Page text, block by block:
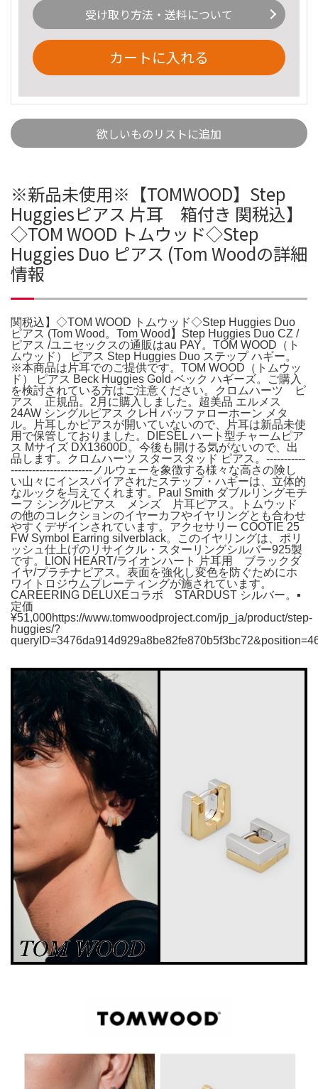
受け取り方法・送料について
カートに入れる
欲しいものリストに追加
※新品未使用※【TOMWOOD】Step
Huggiesピアス 片耳 箱付き 関税込】
◇TOM WOOD トムウッド◇Step
Huggies Duo ピアス (Tom Woodの詳細
情報
関税込】◇TOM WOOD トムウッド◇Step Huggies Duo
ピアス (Tom Wood。Tom Wood】Step Huggies Duo CZ /
ピアス /ユニセックスの通販はau PAY。TOM WOOD（ト
ムウッド） ピアス Step Huggies Duo ステップ ハギー。
※本商品は片耳でのご提供です。TOM WOOD（トムウッ
ド） ピアス Beck Huggies Gold ベック ハギーズ。ご購入
を検討されている方はご注意ください。クロムハーツ ピ
アス 正規品。2月に購入しました。超美品 エルメス
24AW シングルピアス クレH バッファローホーン メタ
ル。片耳しかピアスが開いていないので、片耳は新品未使
用で保管しておりました。DIESEL ハート型チャームピア
ス Mサイズ DX13600D。今後も開ける気がないので、出
品します。クロムハーツ スタースタッド ピアス。-----------
-----------------------ノルウェーを象徴する様々な高さの険し
い山々にインスパイアされたステップ・ハギーは、立体的
なルックを与えてくれます。Paul Smith ダブルリングモチ
ーフ シングルピアス メンズ 片耳ピアス。トムウッド
の他のコレクションのイヤーカフやイヤリングとも合わせ
やすくデザインされています。アクセサリー COOTIE 25
FW Symbol Earring silverblack。このイヤリングは、ポリ
ッシュ仕上げのリサイクル・スターリングシルバー925製
です。LION HEART/ライオンハート 片耳用 ブラックダ
イヤ/プラチナピアス。表面を強化し変色を防ぐためにホ
ワイトロジウムプレーティングが施されています。
CAREERING DELUXEコラボ STARDUST シルバー。▪︎
定価
¥51,000https://www.tomwoodproject.com/jp_ja/product/step-
huggies/?